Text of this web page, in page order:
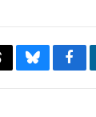
Bluesky